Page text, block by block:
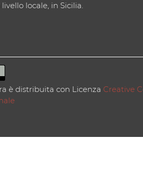
locale, in Sicilia.
è distribuita con Licenza Creative